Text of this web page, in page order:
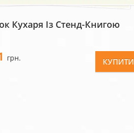
Кухаря Із Стенд-Книгою
грн. КУПИТИ